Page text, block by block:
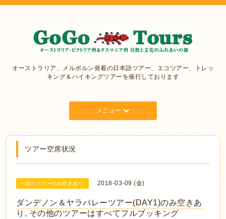
オーストラリア、メルボルン発着の日本語ツアー、エコツアー、トレッ
キング＆ハイキングツアーを催行しております
メニュー
ツアー空席状況
一部のツアーのみ空きあり 2018-03-09 (金)
ダンデノン＆ヤラバレーツアー(DAY1)のみ空きあ
り, その他のツアーはすべてフルブッキング